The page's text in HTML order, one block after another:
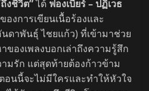
งชีวิต”ได้ ฟองเบียร์ – ปฏิเวธ
งการเขียนเนื้อร้องและ
ดาพันธุ์ ไชยแก้ว) ที่เข้ามาช่วย
ของเพลงบอกเล่าถึงความรู้สึก
มรัก แต่สุดท้ายต้องก้าวข้าม
อนนี้จะไม่มีใครและทำให้หัวใจ